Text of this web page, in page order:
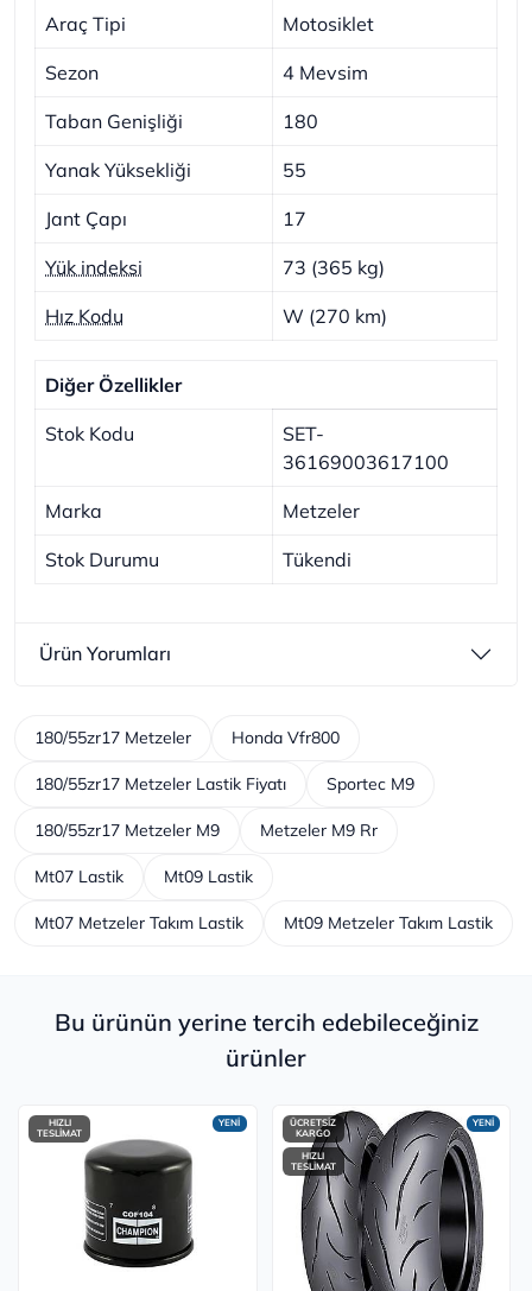
Araç Tipi Motosiklet
Sezon 4 Mevsim
Taban Genişliği 180
Yanak Yüksekliği 55
Jant Çapı 17
Yük indeksi 73 (365 kg)
Hız Kodu W (270 km)
Diğer Özellikler
Stok Kodu
SET-
36169003617100
Marka Metzeler
Stok Durumu Tükendi
Ürün Yorumları
180/55zr17 Metzeler Honda Vfr800
180/55zr17 Metzeler Lastik Fiyatı Sportec M9
180/55zr17 Metzeler M9 Metzeler M9 Rr
Mt07 Lastik Mt09 Lastik
Mt07 Metzeler Takım Lastik Mt09 Metzeler Takım Lastik
Bu ürünün yerine tercih edebileceğiniz
ürünler
YENİ
HIZLI
TESLİMAT
YENİ
ÜCRETSİZ
KARGO
HIZLI
TESLİMAT